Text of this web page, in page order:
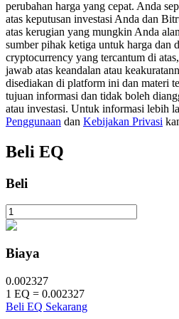
Penguncian BTR
Investasi eksklusif untuk
perubahan harga yang cepat. Anda
atas keputusan investasi Anda dan
atas kerugian yang mungkin Anda
sumber pihak ketiga untuk harga dan
cryptocurrency yang tercantum di
jawab atas keandalan atau
disediakan di platform ini dan materi
tujuan informasi dan tidak boleh
atau investasi. Untuk informasi lebih
Penggunaan dan Kebijakan Privasi
Beli EQ
Beli
Biaya
0.002327
1 EQ = 0.002327
Beli EQ Sekarang